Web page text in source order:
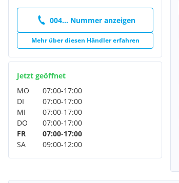
004... Nummer anzeigen
Mehr über diesen Händler erfahren
Jetzt geöffnet
MO
07:00-17:00
DI
07:00-17:00
MI
07:00-17:00
DO
07:00-17:00
FR
07:00-17:00
SA
09:00-12:00